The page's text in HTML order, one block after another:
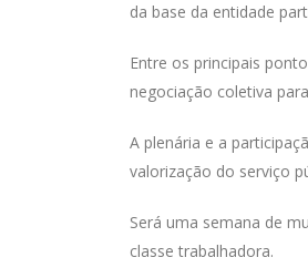
da base da entidade
Entre os principais
negociação coletiva
A plenária e a
valorização do serviço
Será uma semana de
classe trabalhadora.